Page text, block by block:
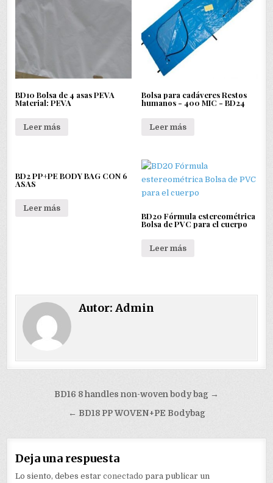
BD10 Bolsa de 4 asas PEVA
Material: PEVA
Leer más
Bolsa para cadáveres Restos
humanos - 400 MIC - BD24
Leer más
BD2 PP+PE BODY BAG CON 6
ASAS
Leer más
BD20 Fórmula estereométrica
Bolsa de PVC para el cuerpo
Leer más
Autor:Admin
Navegación
BD16 8 handles non-woven body bag →
← BD18 PP WOVEN+PE Bodybag
Deja una respuesta
Lo siento, debes estarconectado para publicar un